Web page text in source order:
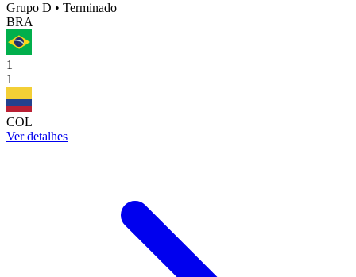
Grupo D • Terminado
BRA
1
1
COL
Ver detalhes